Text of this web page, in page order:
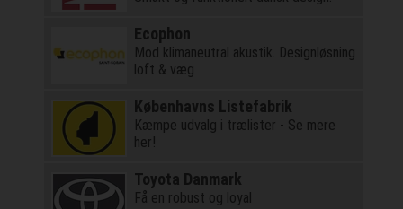
Ecophon
Mod klimaneutral akustik. Designløsning
loft & væg
Københavns Listefabrik
Kæmpe udvalg i trælister - Se mere
her!
Toyota Danmark
Få en robust og loyal